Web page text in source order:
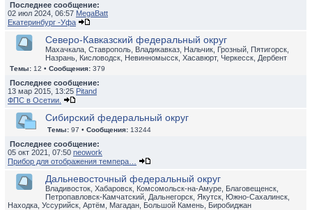
Последнее сообщение:
02 июл 2024, 06:57 MegaBatt
Екатеринбург -Уфа
Северо-Кавказский федеральный округ
Махачкала, Ставрополь, Владикавказ, Нальчик, Грозный, Пятигорск,
Назрань, Кисловодск, Невинномысск, Хасавюрт, Черкесск, Дербент
Темы: 12 • Сообщения: 379
Последнее сообщение:
13 мар 2015, 13:25 Pitand
ФПС в Осетии.
Сибирский федеральный округ
Темы: 97 • Сообщения: 13244
Последнее сообщение:
05 окт 2021, 07:50 neowork
Прибор для отображения темпера…
Дальневосточный федеральный округ
Владивосток, Хабаровск, Комсомольск-на-Амуре, Благовещенск,
Петропавловск-Камчатский, Дальнегорск, Якутск, Южно-Сахалинск,
Находка, Уссурийск, Артём, Магадан, Большой Камень, Биробиджан